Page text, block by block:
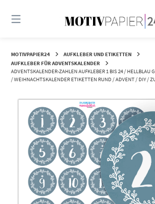
zum
MOTIVPAPIER24
AUFKLEBER UND ETIKETTEN
AUFKLEBER FÜR ADVENTSKALENDER
ADVENTSKALENDER-ZAHLEN AUFKLEBER 1 BIS 24 / HELLBLAU
WEIHNACHTSKALENDER ETIKETTEN RUND / ADVENT / DIY /